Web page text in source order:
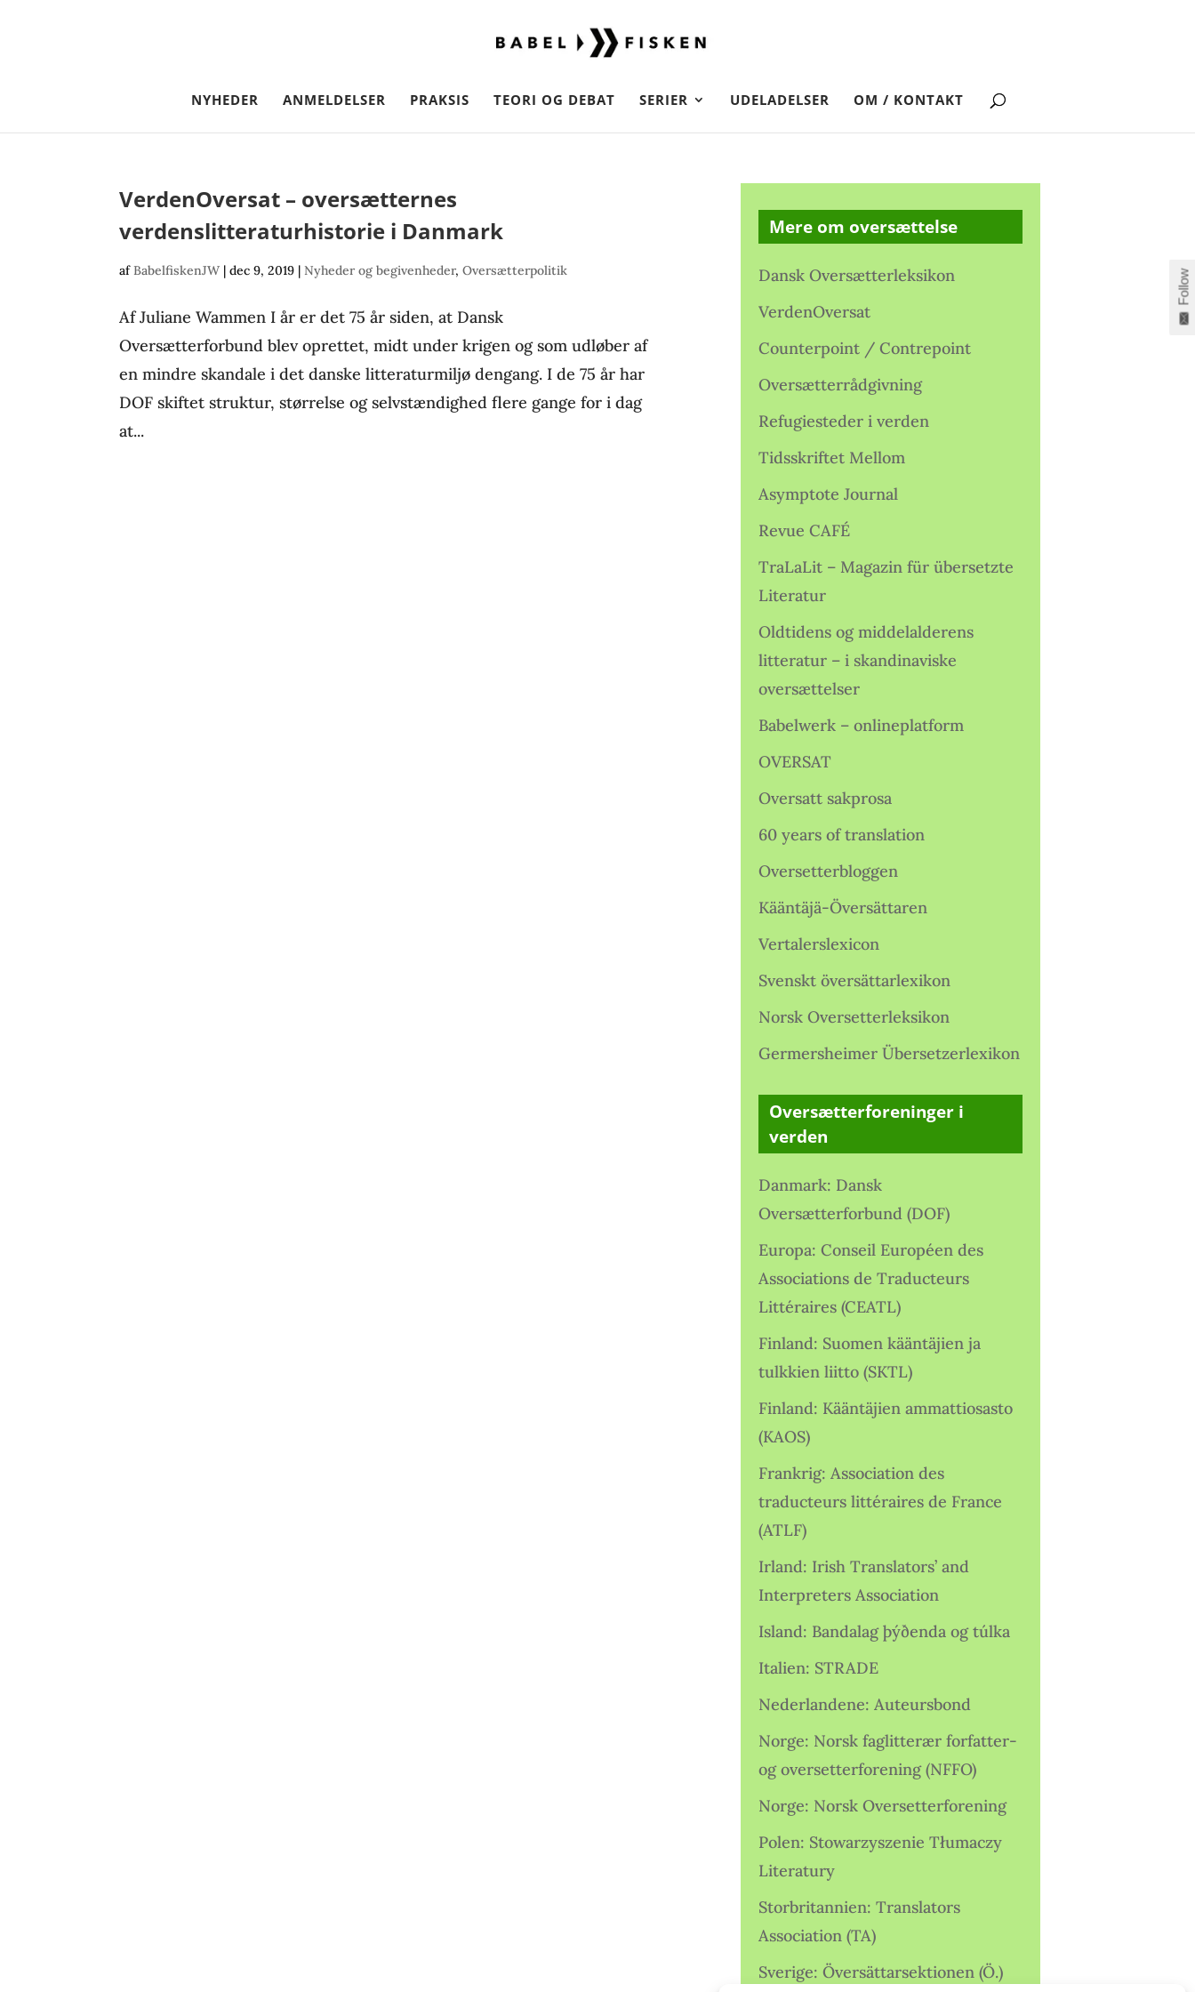
NYHEDER ANMELDELSER PRAKSIS TEORI OG DEBAT SERIER UDELADELSER OM / KONTAKT
VerdenOversat – oversætternes
verdenslitteraturhistorie i Danmark
afBabelfiskenJW |dec 9, 2019 |Nyheder og begivenheder,Oversætterpolitik
Af Juliane Wammen I år er det 75 år siden, at Dansk
Oversætterforbund blev oprettet, midt under krigen og som udløber af
en mindre skandale i det danske litteraturmiljø dengang. I de 75 år har
DOF skiftet struktur, størrelse og selvstændighed flere gange for i dag
at...
Mere om oversættelse
Dansk Oversætterleksikon
VerdenOversat
Counterpoint / Contrepoint
Oversætterrådgivning
Refugiesteder i verden
Tidsskriftet Mellom
Asymptote Journal
Revue CAFÉ
TraLaLit – Magazin für übersetzte
Literatur
Oldtidens og middelalderens
litteratur – i skandinaviske
oversættelser
Babelwerk – onlineplatform
OVERSAT
Oversatt sakprosa
60 years of translation
Oversetterbloggen
Kääntäjä-Översättaren
Vertalerslexicon
Svenskt översättarlexikon
Norsk Oversetterleksikon
Germersheimer Übersetzerlexikon
Oversætterforeninger i
verden
Danmark: Dansk
Oversætterforbund (DOF)
Europa: Conseil Européen des
Associations de Traducteurs
Littéraires (CEATL)
Finland: Suomen kääntäjien ja
tulkkien liitto (SKTL)
Finland: Kääntäjien ammattiosasto
(KAOS)
Frankrig: Association des
traducteurs littéraires de France
(ATLF)
Irland: Irish Translators’ and
Interpreters Association
Island: Bandalag þýðenda og túlka
Italien: STRADE
Nederlandene: Auteursbond
Norge: Norsk faglitterær forfatter-
og oversetterforening (NFFO)
Norge: Norsk Oversetterforening
Polen: Stowarzyszenie Tłumaczy
Literatury
Storbritannien: Translators
Association (TA)
Sverige: Översättarsektionen (Ö.)
Follow